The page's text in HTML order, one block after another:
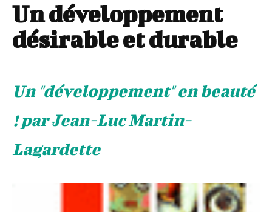
Un développement
désirable et durable
Un "développement" en beauté
! par Jean-Luc Martin-
Lagardette